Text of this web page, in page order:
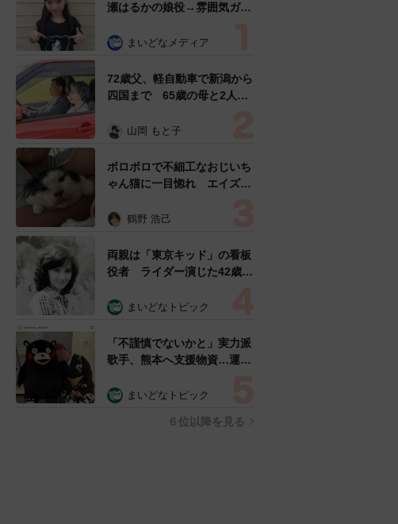
瀬はるかの娘役→雰囲気ガラ
雰囲気が」「宝塚に入れそ
まいどなメディア
72歳父、軽自動車で新潟から
四国まで 65歳の母と2人で
憩まで分刻み… 「大学生で
山岡 もと子
ボロボロで不細工なおじいち
ゃん猫に一目惚れ エイズだ
暮らすと「おじ猫」だって可
鶴野 浩己
両親は「東京キッド」の看板
役者 ライダー演じた42歳元
ングフォト」計画を明言
む」
まいどなトピック
「不謹慎でないかと」実力派
歌手、熊本へ支援物資…運搬
めらい 「痛いほど伝わる」
まいどなトピック
６位以降を見る